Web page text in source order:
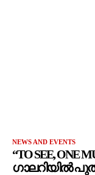
NEWS AND EVENTS
“TO SEE, ONE
ഗാലറിയിൽ